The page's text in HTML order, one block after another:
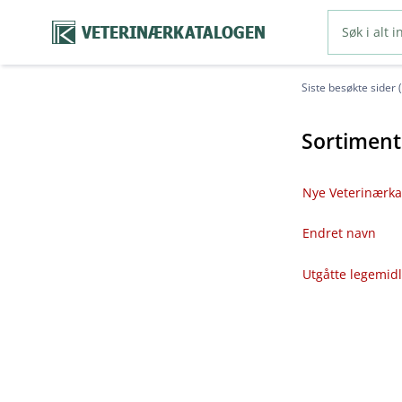
VETERINÆRKATALOGEN
Siste besøkte sider (
Nye
Endret navn
Utgåtte